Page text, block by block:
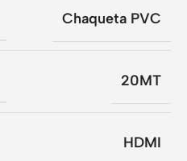
Chaqueta PVC
20MT
HDMI